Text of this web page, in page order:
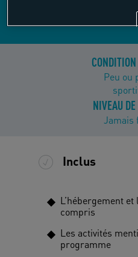
Peu ou
NIVEAU
Jamais
Inclus
L’hébergement
compris
Les activités
programme